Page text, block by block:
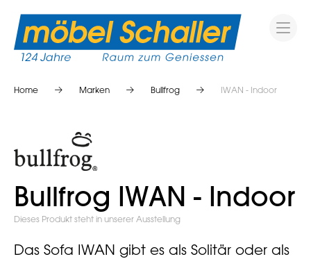
Home Marken Bullfrog IWAN - Indoor
Bullfrog IWAN - Indoor
Dieses Produkt steht in unserer Ausstellung
Das Sofa IWAN gibt es als Solitär oder als